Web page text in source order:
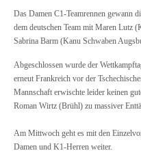
Das Damen C1-Teamrennen gewann
dem deutschen Team mit Maren Lutz
Sabrina Barm (Kanu Schwaben
Abgeschlossen wurde der
erneut Frankreich vor der
Mannschaft erwischte leider keinen
Roman Wirtz (Brühl) zu massiver
Am Mittwoch geht es mit den
Damen und K1-Herren weiter.